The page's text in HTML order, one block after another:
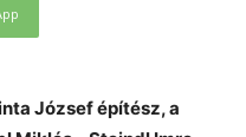
József építész, a